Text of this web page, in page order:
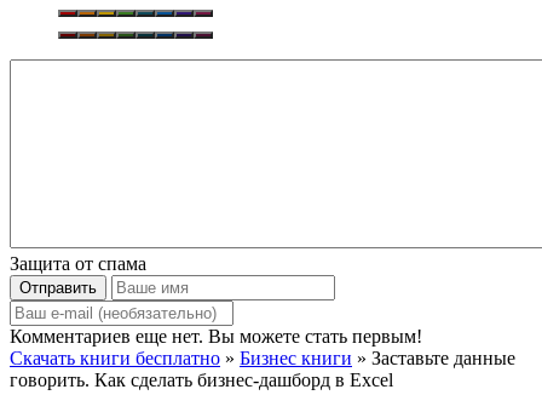
Защита от спама
Отправить
Комментариев еще нет. Вы можете стать первым!
Скачать книги бесплатно » Бизнес книги » Заставьте данные
говорить. Как сделать бизнес-дашборд в Excel